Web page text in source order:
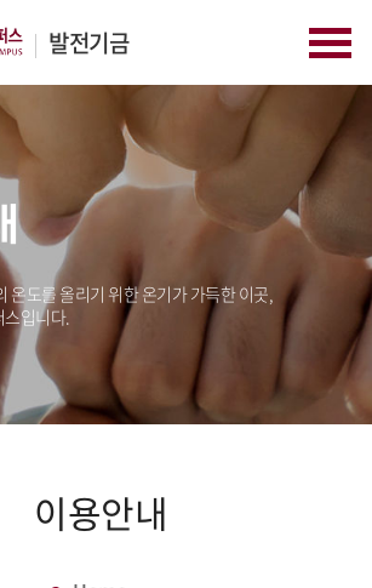
발전기금
온도를 올리기 위한 온기가 가득한 이곳,
입니다.
이용안내